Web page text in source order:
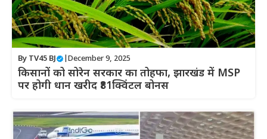
By TV45 BJ December 9, 2025
किसानों को सोरेन सरकार का तोहफा, झारखंड में MSP
पर होगी धान खरीद ₹81क्विंटल बोनस